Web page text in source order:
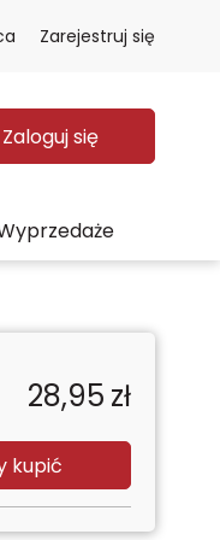
Zarejestruj się
Zaloguj się
28,95 zł
kupić